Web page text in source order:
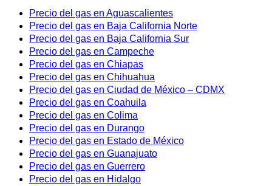
Precio del gas en Aguascalientes
Precio del gas en Baja California Norte
Precio del gas en Baja California Sur
Precio del gas en Campeche
Precio del gas en Chiapas
Precio del gas en Chihuahua
Precio del gas en Ciudad de México – CDMX
Precio del gas en Coahuila
Precio del gas en Colima
Precio del gas en Durango
Precio del gas en Estado de México
Precio del gas en Guanajuato
Precio del gas en Guerrero
Precio del gas en Hidalgo